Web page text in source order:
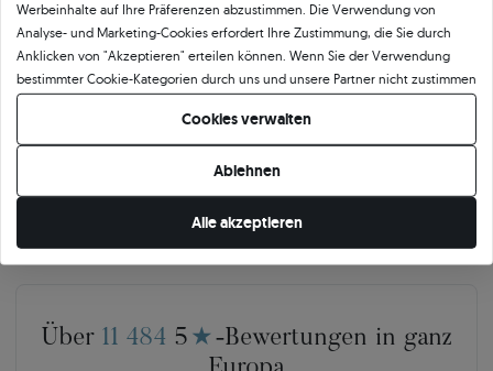
Unser Qualitätszertifikat garantiert Authentizität und höchsten
Ausführungsstandard. Das Dokument beschreibt detailliert die wichtigsten
Parameter des Schmucks, einschließlich der Legierung und des Gewichts des
Goldes sowie der Merkmale des eingefassten Steins oder des verwendeten
Edelmetalls. Das SAVICKI-Zertifikat ist nicht nur eine formelle Bestätigung der
Qualität, sondern auch ein Beweis für die Kunstfertigkeit, Präzision und
Verantwortung, mit der wir jedes Schmuckstück herstellen.
Über 11 484 5 ★ -Bewertungen in ganz
Werbeinhalte auf Ihre Präferenzen abzustimmen. Die Verwendung von
Analyse- und Marketing-Cookies erfordert Ihre Zustimmung, die Sie durch
Anklicken von "Akzeptieren" erteilen können. Wenn Sie der Verwendung
bestimmter Cookie-Kategorien durch uns und unsere Partner nicht zustimmen
möchten, klicken Sie auf "Lassen Sie mich wählen" und bestimmen Sie Ihre
Präferenzen. Sie können Ihre Zustimmung jederzeit widerrufen, indem Sie
Ihre Cookie-Einstellungen ändern.
Cookies verwalten
Ablehnen
Alle akzeptieren